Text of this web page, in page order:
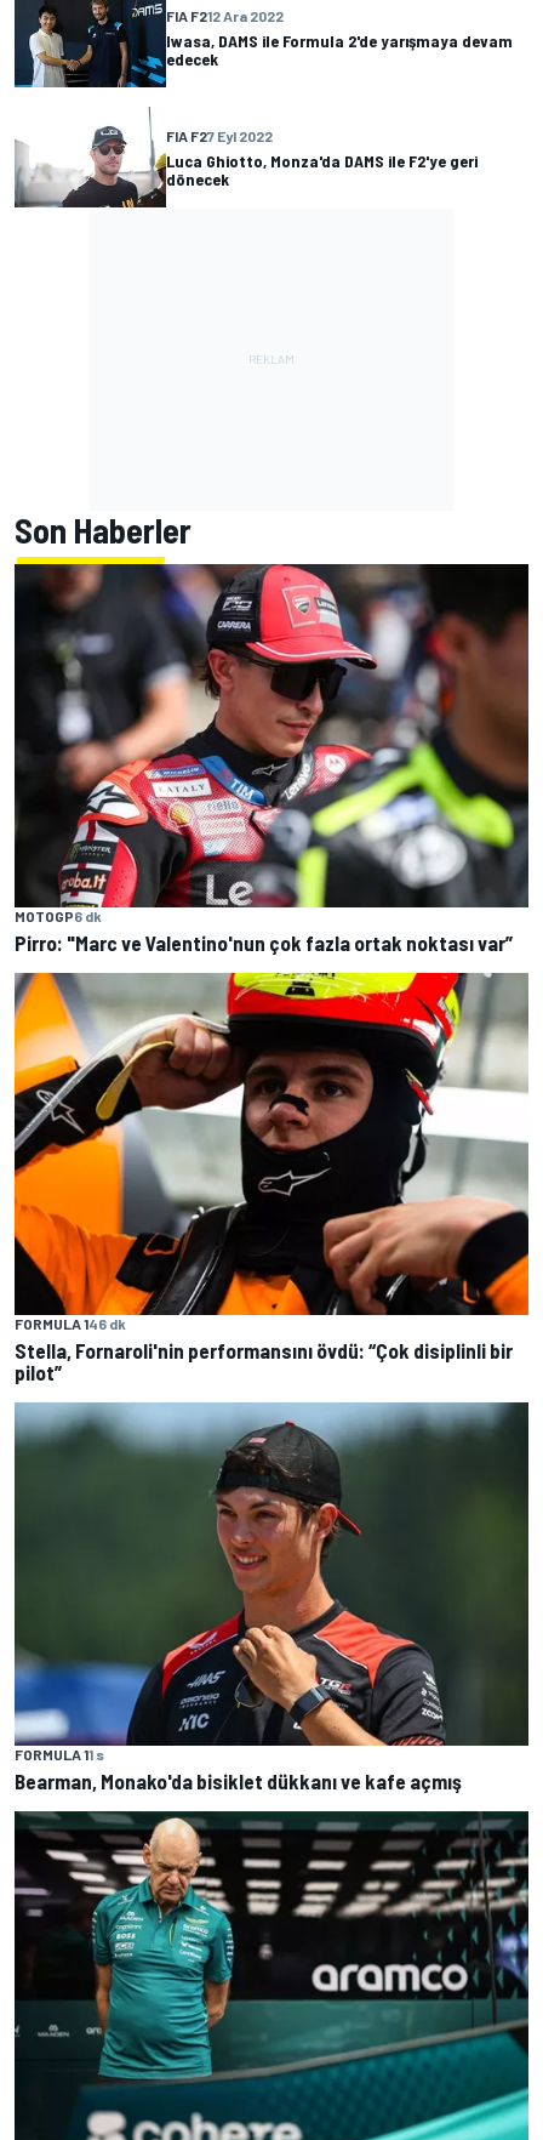
FIA F212 Ara 2022
Iwasa, DAMS ile Formula 2'de yarışmaya devam
edecek
FIA F27 Eyl 2022
Luca Ghiotto, Monza'da DAMS ile F2'ye geri
dönecek
Son Haberler
MOTOGP6 dk
Pirro: "Marc ve Valentino'nun çok fazla ortak noktası var”
FORMULA 146 dk
Stella, Fornaroli'nin performansını övdü: “Çok disiplinli bir
pilot”
FORMULA 11 s
Bearman, Monako'da bisiklet dükkanı ve kafe açmış